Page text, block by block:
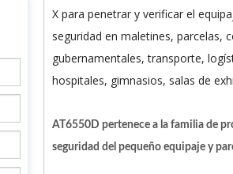
X para penetrar y verificar el
seguridad en maletines, parcelas,
gubernamentales, transporte,
hospitales, gimnasios, salas de
AT6550D pertenece a la familia de
seguridad del pequeño equipaje y